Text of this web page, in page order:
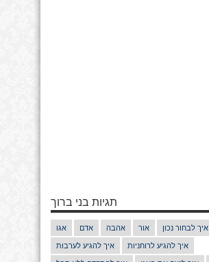
תגיות בני ברוך
אגו אדם אהבה אור איך לבחור נכון
איך להגיע לערבות איך להגיע לרוחניות